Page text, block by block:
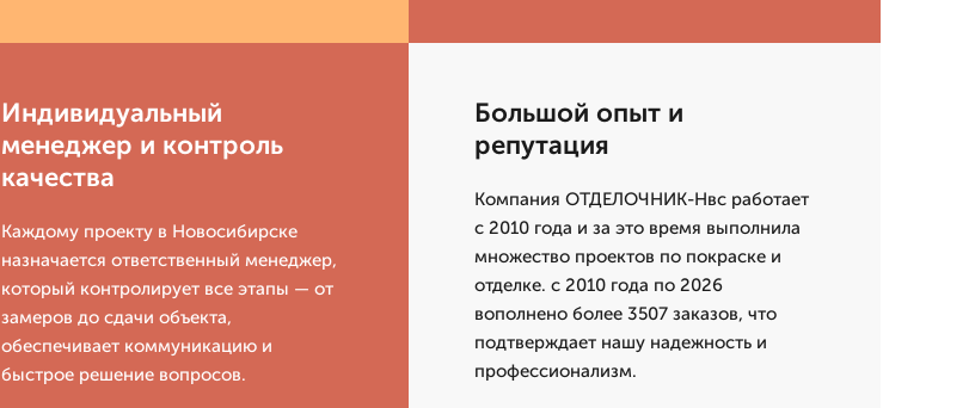
Индивидуальный
менеджер и контроль
качества
Каждому проекту в Новосибирске
назначается ответственный менеджер,
который контролирует все этапы — от
замеров до сдачи объекта,
обеспечивает коммуникацию и
быстрое решение вопросов.
Большой опыт и
репутация
Компания ОТДЕЛОЧНИК-Нвс работает
с 2010 года и за это время выполнила
множество проектов по покраске и
отделке. с 2010 года по 2026
вополнено более 3507 заказов, что
подтверждает нашу надежность и
профессионализм.